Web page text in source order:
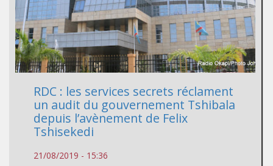
RDC : les services secrets réclament
un audit du gouvernement Tshibala
depuis l’avènement de Felix
Tshisekedi
21/08/2019 - 15:36